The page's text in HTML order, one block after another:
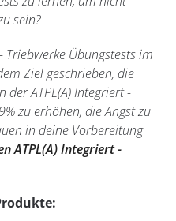
sein?
Triebwerke Übungstests im
Ziel geschrieben, die
der ATPL(A) Integriert -
zu erhöhen, die Angst zu
in deine Vorbereitung
ATPL(A) Integriert -